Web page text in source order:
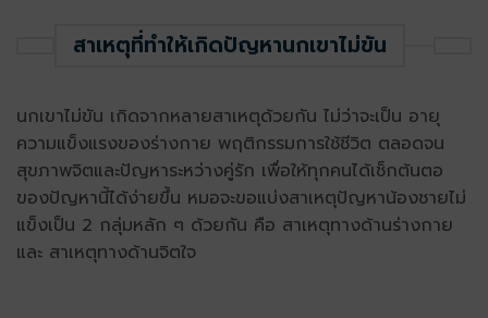
สาเหตุที่ทำให้เกิดปัญหานกเขาไม่ขัน
นกเขาไม่ขัน เกิดจากหลายสาเหตุด้วยกัน ไม่ว่าจะเป็น อายุ
ความแข็งแรงของร่างกาย พฤติกรรมการใช้ชีวิต ตลอดจน
สุขภาพจิตและปัญหาระหว่างคู่รัก เพื่อให้ทุกคนได้เช็กต้นตอ
ของปัญหานี้ได้ง่ายขึ้น หมอจะขอแบ่งสาเหตุปัญหาน้องชายไม่
แข็งเป็น 2 กลุ่มหลัก ๆ ด้วยกัน คือ สาเหตุทางด้านร่างกาย
และ สาเหตุทางด้านจิตใจ